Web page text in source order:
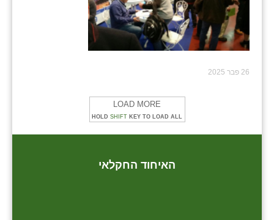
26 פבר 2025
LOAD MORE
HOLD SHIFT KEY TO LOAD ALL
האיחוד החקלאי